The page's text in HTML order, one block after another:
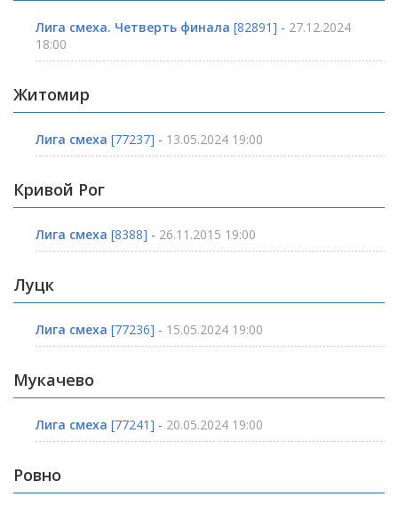
Лига смеха. Четверть финала [82891] - 27.12.2024
18:00
Житомир
Лига смеха [77237] - 13.05.2024 19:00
Кривой Рог
Лига смеха [8388] - 26.11.2015 19:00
Луцк
Лига смеха [77236] - 15.05.2024 19:00
Мукачево
Лига смеха [77241] - 20.05.2024 19:00
Ровно